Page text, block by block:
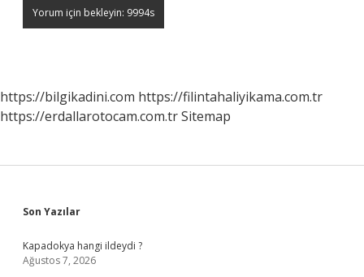
https://bilgikadini.com https://filintahaliyikama.com.tr
https://erdallarotocam.com.trSitemap
Sidebar
Son Yazılar
Kapadokya hangi ildeydi ?
Ağustos 7, 2026